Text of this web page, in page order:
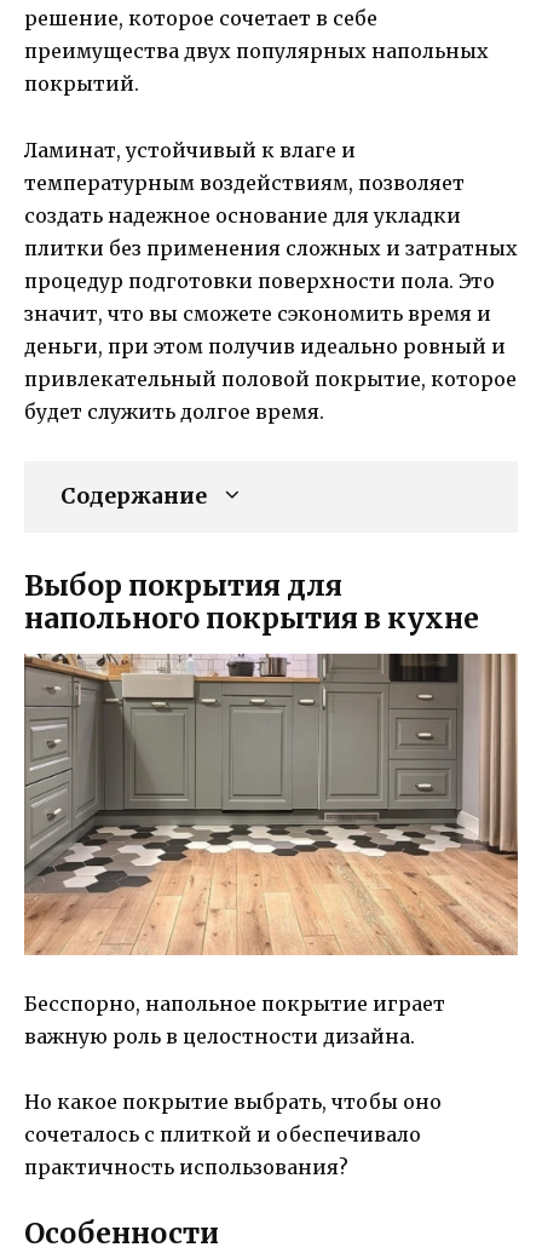
решение, которое сочетает в себе
преимущества двух популярных напольных
покрытий.
Ламинат, устойчивый к влаге и
температурным воздействиям, позволяет
создать надежное основание для укладки
плитки без применения сложных и затратных
процедур подготовки поверхности пола. Это
значит, что вы сможете сэкономить время и
деньги, при этом получив идеально ровный и
привлекательный половой покрытие, которое
будет служить долгое время.
Содержание
Выбор покрытия для
напольного покрытия в кухне
Бесспорно, напольное покрытие играет
важную роль в целостности дизайна.
Но какое покрытие выбрать, чтобы оно
сочеталось с плиткой и обеспечивало
практичность использования?
Особенности